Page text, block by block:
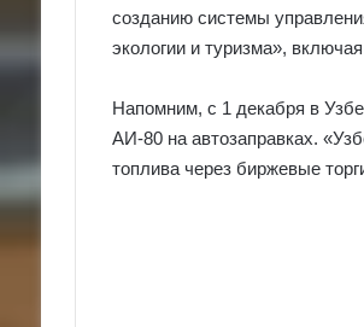
созданию системы
экологии и туризма»,
Напомним, с 1 декабря в
АИ-80 на автозаправках.
топлива через биржевые